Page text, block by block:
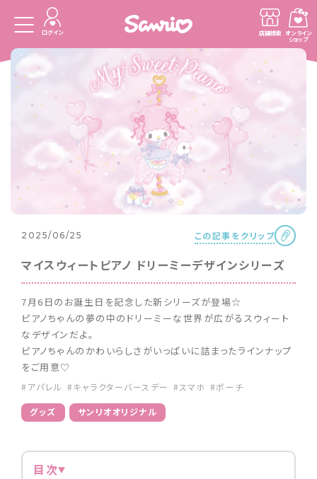
ログイン 店舗検索 オンライン
ショップ
2025/06/25 この記事をクリップ
マイスウィートピアノ ドリーミーデザインシリーズ
7月6日のお誕生日を記念した新シリーズが登場☆
ピアノちゃんの夢の中のドリーミーな世界が広がるスウィート
なデザインだよ。
ピアノちゃんのかわいらしさがいっぱいに詰まったラインナップ
をご用意♡
#アパレル #キャラクターバースデー #スマホ #ポーチ
グッズ サンリオオリジナル
目次